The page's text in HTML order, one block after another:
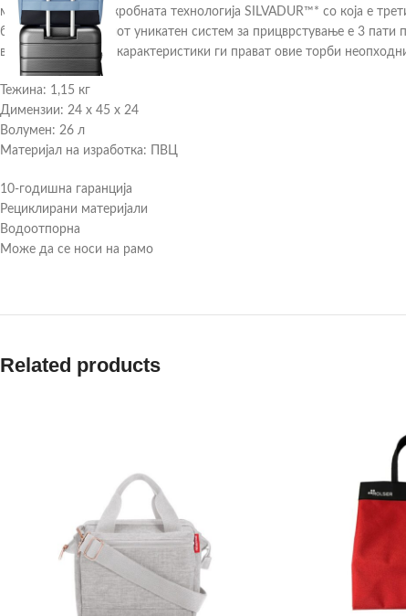
материјал! Антимикробната технологија SILVADUR™* со која е
безбедност. Неговиот уникатен систем за прицврстување е 3
вода и генијалните карактеристики ги прават овие торби
Тежина: 1,15 кг
Димензии: 24 x 45 x 24
Волумен: 26 л
Материјал на изработка: ПВЦ
10-годишна гаранција
Рециклирани материјали
Водоотпорна
Може да се носи на рамо
Related products